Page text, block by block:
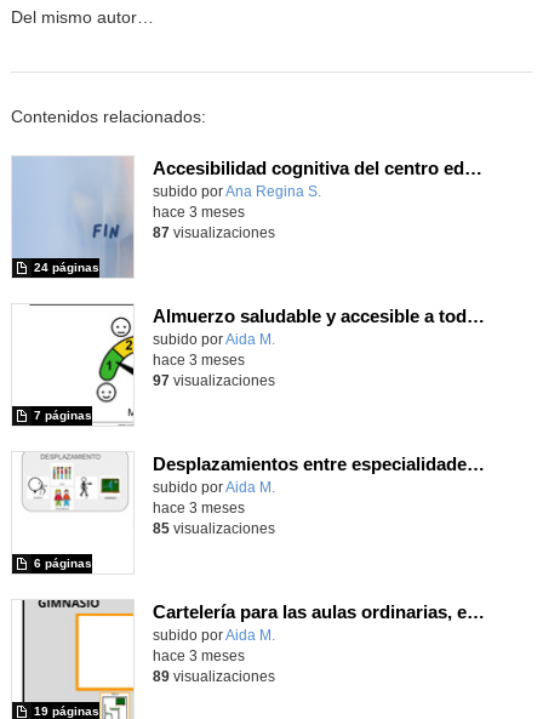
Del mismo autor…
Contenidos relacionados:
Accesibilidad cognitiva del centro educativo
Contenido educativo.
subido porAna Regina S.
24 páginas
hace 3 meses
87visualizaciones
Almuerzo saludable y accesible a todo el alumnado del centro
Contenido educativo.
subido porAida M.
7 páginas
hace 3 meses
97visualizaciones
Desplazamientos entre especialidades y aulas ordinarias
Contenido educativo.
subido porAida M.
6 páginas
hace 3 meses
85visualizaciones
Cartelería para las aulas ordinarias, espacios comunes del centro y aulas específicas
Contenido educativo.
subido porAida M.
19 páginas
hace 3 meses
89visualizaciones